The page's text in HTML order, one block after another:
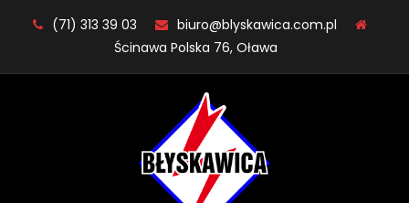
(71) 313 39 03
biuro@blyskawica.com.pl
Ścinawa Polska 76, Oława